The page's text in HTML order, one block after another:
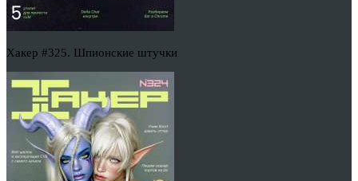
Хакер #325. Шпионские штучки